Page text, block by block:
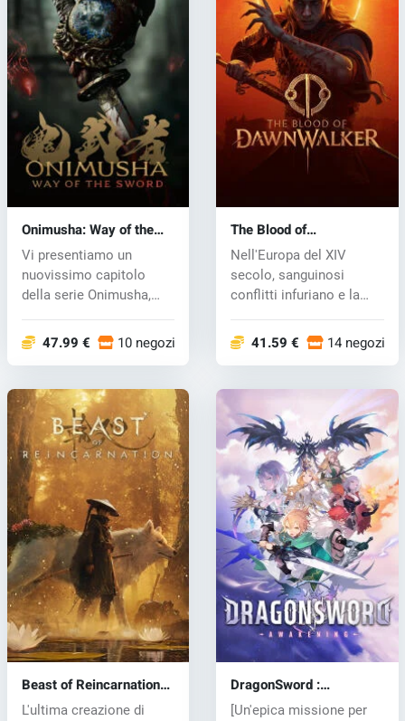
Onimusha: Way of the
Sword (PC) key
Vi presentiamo un
nuovissimo capitolo
della serie Onimusha,
47.99 € 10 negozi
The Blood of
Dawnwalker (PC) key
Nell'Europa del XIV
secolo, sanguinosi
conflitti infuriano e la
41.59 € 14 negozi
Beast of Reincarnation
(PC) key
L'ultima creazione di
DragonSword :
Awakening (PC) key
[Un'epica missione per